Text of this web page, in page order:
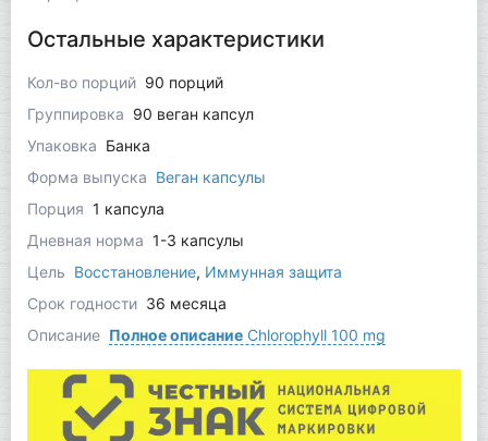
Остальные характеристики
Кол-во порций 90 порций
Группировка 90 веган капсул
Упаковка Банка
Форма выпуска Веган капсулы
Порция 1 капсула
Дневная норма 1-3 капсулы
Цель Восстановление, Иммунная защита
Срок годности 36 месяца
Описание Полное описаниеChlorophyll 100 mg